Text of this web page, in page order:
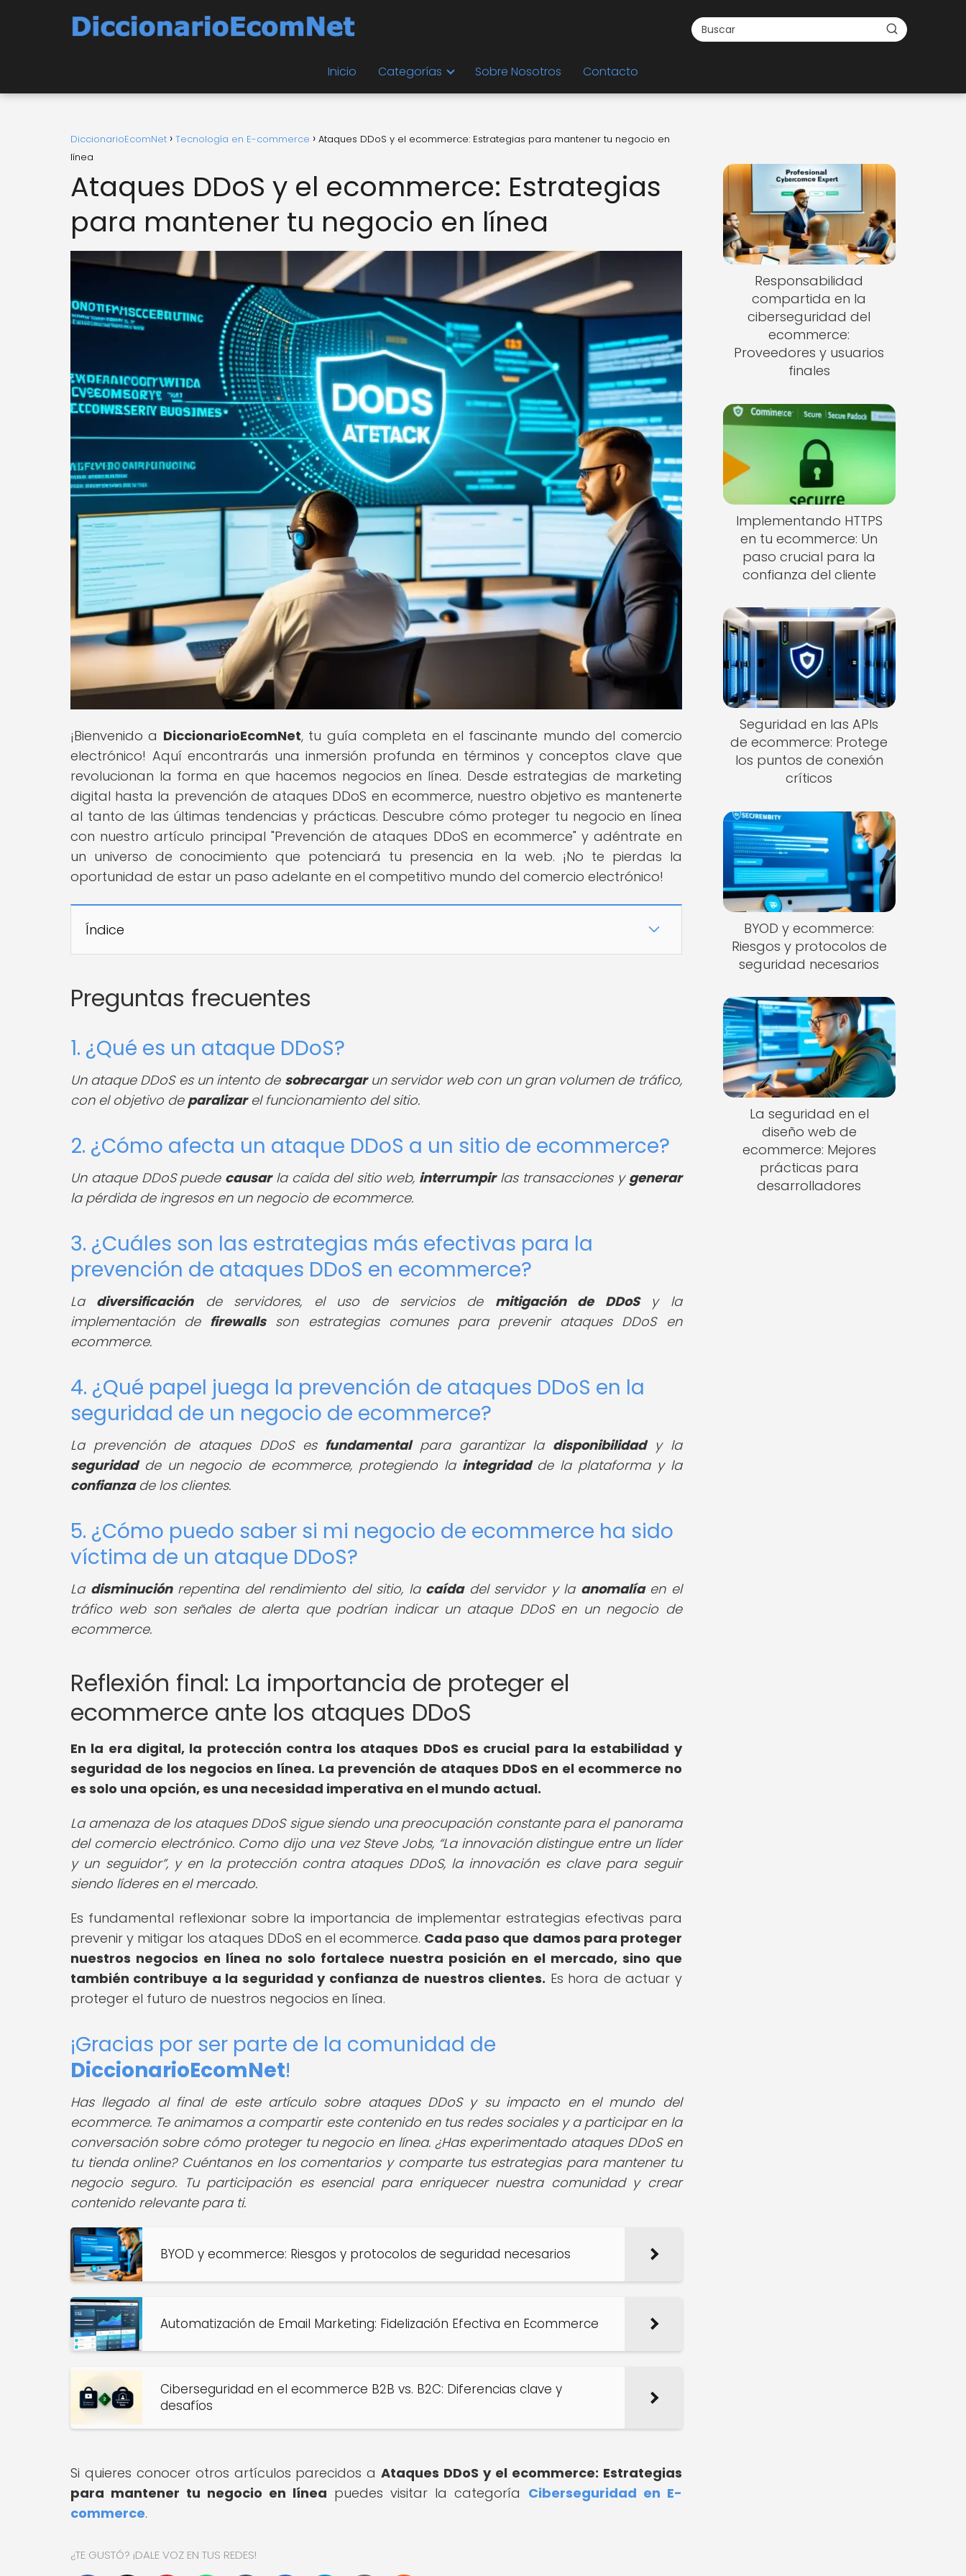
Inicio Categorías Sobre Nosotros Contacto
DiccionarioEcomNet Tecnología en E-commerce
Ataques DDoS y el ecommerce: Estrategias para mantener tu negocio en
línea
Ataques DDoS y el ecommerce: Estrategias
para mantener tu negocio en línea
¡Bienvenido a DiccionarioEcomNet, tu guía completa en el fascinante mundo del comercio
electrónico! Aquí encontrarás una inmersión profunda en términos y conceptos clave que
revolucionan la forma en que hacemos negocios en línea. Desde estrategias de marketing
digital hasta la prevención de ataques DDoS en ecommerce, nuestro objetivo es mantenerte
al tanto de las últimas tendencias y prácticas. Descubre cómo proteger tu negocio en línea
con nuestro artículo principal "Prevención de ataques DDoS en ecommerce" y adéntrate en
un universo de conocimiento que potenciará tu presencia en la web. ¡No te pierdas la
oportunidad de estar un paso adelante en el competitivo mundo del comercio electrónico!
Índice
Preguntas frecuentes
1. ¿Qué es un ataque DDoS?
Un ataque DDoS es un intento de sobrecargarun servidor web con un gran volumen de tráfico,
con el objetivo de paralizarel funcionamiento del sitio.
2. ¿Cómo afecta un ataque DDoS a un sitio de ecommerce?
Un ataque DDoS puede causarla caída del sitio web, interrumpirlas transacciones y generar
la pérdida de ingresos en un negocio de ecommerce.
3. ¿Cuáles son las estrategias más efectivas para la
prevención de ataques DDoS en ecommerce?
La diversificaciónde servidores, el uso de servicios de mitigación de DDoSy la
implementación de firewallsson estrategias comunes para prevenir ataques DDoS en
ecommerce.
4. ¿Qué papel juega la prevención de ataques DDoS en la
seguridad de un negocio de ecommerce?
La prevención de ataques DDoS es fundamentalpara garantizar la disponibilidady la
seguridadde un negocio de ecommerce, protegiendo la integridadde la plataforma y la
confianzade los clientes.
5. ¿Cómo puedo saber si mi negocio de ecommerce ha sido
víctima de un ataque DDoS?
La disminuciónrepentina del rendimiento del sitio, la caídadel servidor y la anomalíaen el
tráfico web son señales de alerta que podrían indicar un ataque DDoS en un negocio de
ecommerce.
Reflexión final: La importancia de proteger el
ecommerce ante los ataques DDoS
En la era digital, la protección contra los ataques DDoS es crucial para la estabilidad y
seguridad de los negocios en línea. La prevención de ataques DDoS en el ecommerce no
es solo una opción, es una necesidad imperativa en el mundo actual.
La amenaza de los ataques DDoS sigue siendo una preocupación constante para el panorama
del comercio electrónico. Como dijo una vez Steve Jobs, La innovación distingue entre un líder
y un seguidor , y en la protección contra ataques DDoS, la innovación es clave para seguir
siendo líderes en el mercado.
Es fundamental reflexionar sobre la importancia de implementar estrategias efectivas para
prevenir y mitigar los ataques DDoS en el ecommerce. Cada paso que damos para proteger
nuestros negocios en línea no solo fortalece nuestra posición en el mercado, sino que
también contribuye a la seguridad y confianza de nuestros clientes. Es hora de actuar y
proteger el futuro de nuestros negocios en línea.
¡Gracias por ser parte de la comunidad de
DiccionarioEcomNet!
Has llegado al final de este artículo sobre ataques DDoS y su impacto en el mundo del
ecommerce. Te animamos a compartir este contenido en tus redes sociales y a participar en la
conversación sobre cómo proteger tu negocio en línea. ¿Has experimentado ataques DDoS en
tu tienda online? Cuéntanos en los comentarios y comparte tus estrategias para mantener tu
negocio seguro. Tu participación es esencial para enriquecer nuestra comunidad y crear
contenido relevante para ti.
BYOD y ecommerce: Riesgos y protocolos de seguridad necesarios
Automatización de Email Marketing: Fidelización Efectiva en Ecommerce
Ciberseguridad en el ecommerce B2B vs. B2C: Diferencias clave y
desafíos
Si quieres conocer otros artículos parecidos aAtaques DDoS y el ecommerce: Estrategias
para mantener tu negocio en línea puedes visitar la categoría Ciberseguridad en E-
commerce.
¿TE GUSTÓ? ¡DALE VOZ EN TUS REDES!
Responsabilidad
compartida en la
ciberseguridad del
ecommerce:
Proveedores y usuarios
finales
Implementando HTTPS
en tu ecommerce: Un
paso crucial para la
confianza del cliente
Seguridad en las APIs
de ecommerce: Protege
los puntos de conexión
críticos
BYOD y ecommerce:
Riesgos y protocolos de
seguridad necesarios
La seguridad en el
diseño web de
ecommerce: Mejores
prácticas para
desarrolladores